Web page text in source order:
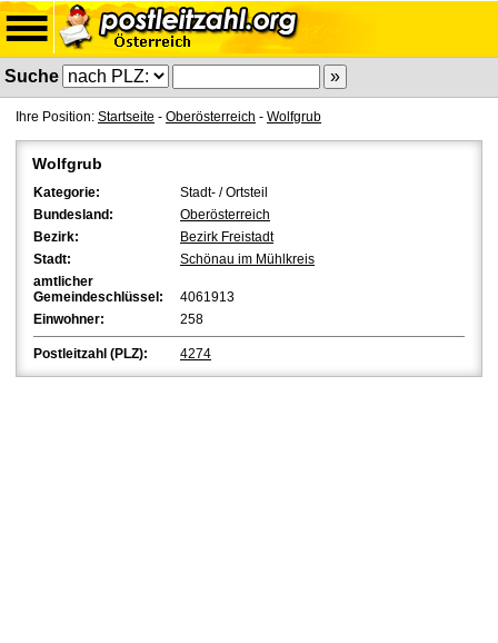
Suche
Ihre Position: Startseite - Oberösterreich - Wolfgrub
Wolfgrub
Kategorie:
Stadt- / Ortsteil
Bundesland:
Oberösterreich
Bezirk:
Bezirk Freistadt
Stadt:
Schönau im Mühlkreis
amtlicher
Gemeindeschlüssel:
4061913
Einwohner:
258
Postleitzahl (PLZ): 4274